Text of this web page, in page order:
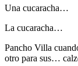
Una cucaracha…
La cucaracha…
Pancho Villa
otro para sus…